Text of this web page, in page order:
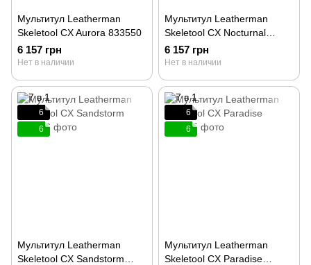
Мультитул Leatherman
Skeletool CX Aurora 833550
6 157 грн
Нет в наличии
Мультитул Leatherman
Skeletool CX Nocturnal
833542
6 157 грн
Нет в наличии
6
6
Мультитул Leatherman
Skeletool CX Sandstorm
6
6
Мультитул Leatherman
Skeletool CX Paradise